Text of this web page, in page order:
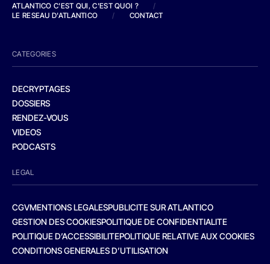
ATLANTICO C'EST QUI, C'EST QUOI ?
/
LE RESEAU D'ATLANTICO
/ CONTACT
CATEGORIES
DECRYPTAGES
DOSSIERS
RENDEZ-VOUS
VIDEOS
PODCASTS
LEGAL
CGVMENTIONS LEGALESPUBLICITE SUR ATLANTICO
GESTION DES COOKIESPOLITIQUE DE CONFIDENTIALITE
POLITIQUE D’ACCESSIBILITEPOLITIQUE RELATIVE AUX COOKIES
CONDITIONS GENERALES D’UTILISATION